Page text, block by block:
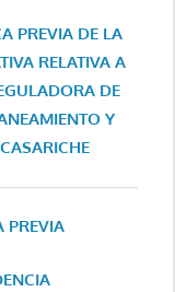
PREVIA DE LA
RELATIVA A
DE
Y
PREVIA